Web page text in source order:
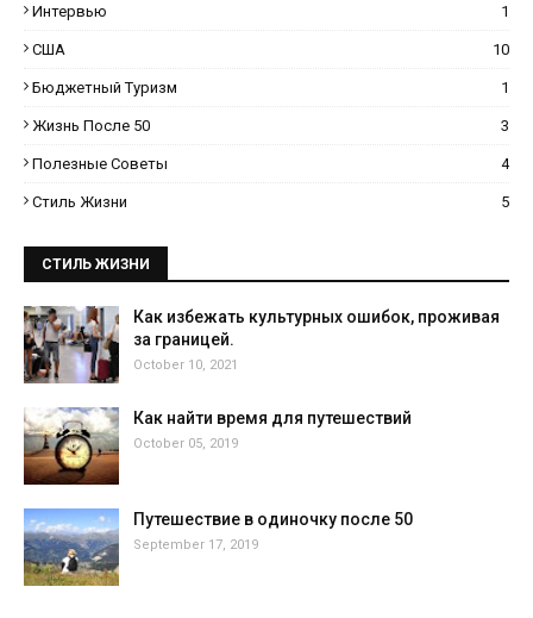
Интервью 1
США 10
Бюджетный Туризм 1
Жизнь После 50 3
Полезные Советы 4
Стиль Жизни 5
СТИЛЬ ЖИЗНИ
Как избежать культурных ошибок, проживая
за границей.
October 10, 2021
Как найти время для путешествий
October 05, 2019
Путешествие в одиночку после 50
September 17, 2019